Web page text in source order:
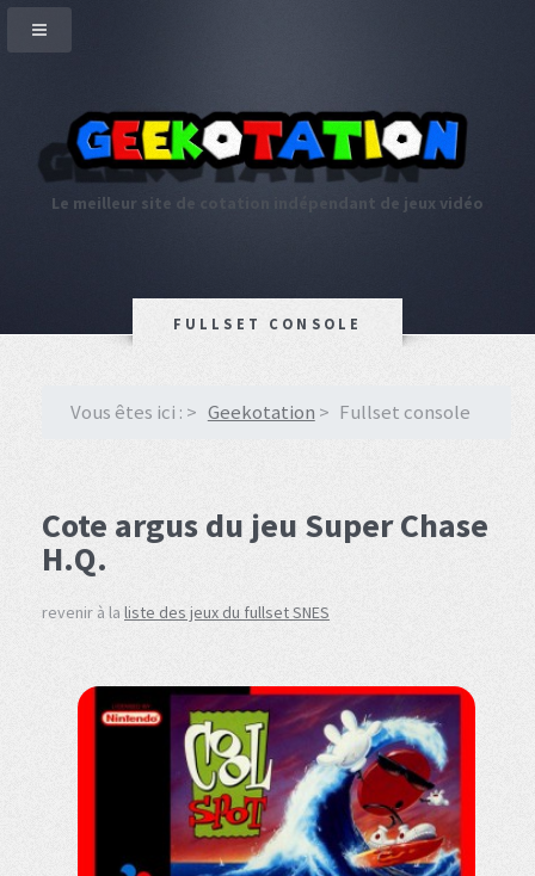
Le meilleur site de cotation indépendant de jeux vidéo
FULLSET CONSOLE
Vous êtes ici : Geekotation Fullset console
Cote argus du jeu Super Chase
H.Q.
revenir à la liste des jeux du fullset SNES